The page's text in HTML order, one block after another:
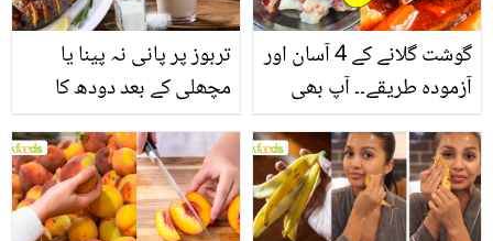
تربوز پر پانی نہ پینا یا
مچھلی کے بعد دودھ کا
استعمال۔۔ جانیں کھانوں
سے متعلق غلط فہمیوں کی
حقیقت کیا ہے اور افواہ
کیا؟
گوشت گلانے کے 4 آسان اور
آزمودہ طریقے۔۔ آپ بھی
جانیں انٹرنیشنل شیف کے
بتائے راز